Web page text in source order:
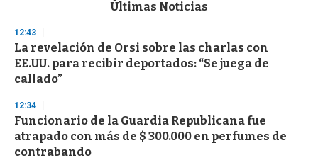
d
s
o
f
3
s
e
c
o
n
Últimas Noticias
12:43
La revelación de Orsi sobre las charlas con
EE.UU. para recibir deportados: “Se juega de
callado”
12:34
Funcionario de la Guardia Republicana fue
atrapado con más de $ 300.000 en perfumes de
contrabando